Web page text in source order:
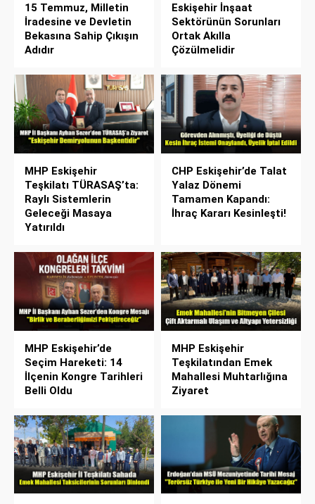
15 Temmuz, Milletin
İradesine ve Devletin
Bekasına Sahip Çıkışın
Adıdır
Eskişehir İnşaat
Sektörünün Sorunları
Ortak Akılla
Çözülmelidir
MHP Eskişehir
Teşkilatı TÜRASAŞ’ta:
Raylı Sistemlerin
Geleceği Masaya
Yatırıldı
CHP Eskişehir’de Talat
Yalaz Dönemi
Tamamen Kapandı:
İhraç Kararı Kesinleşti!
MHP Eskişehir’de
Seçim Hareketi: 14
İlçenin Kongre Tarihleri
Belli Oldu
MHP Eskişehir
Teşkilatından Emek
Mahallesi Muhtarlığına
Ziyaret